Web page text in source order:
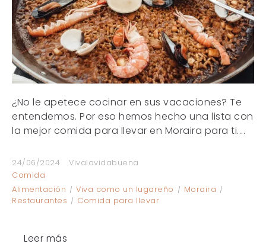
¿No le apetece cocinar en sus vacaciones? Te
entendemos. Por eso hemos hecho una lista con
la mejor comida para llevar en Moraira para ti....
24/06/2024
Vivalavidabuena
Comida
Alimentación
Viva como un lugareño
Moraira
Restaurantes
Comida para llevar
Leer más